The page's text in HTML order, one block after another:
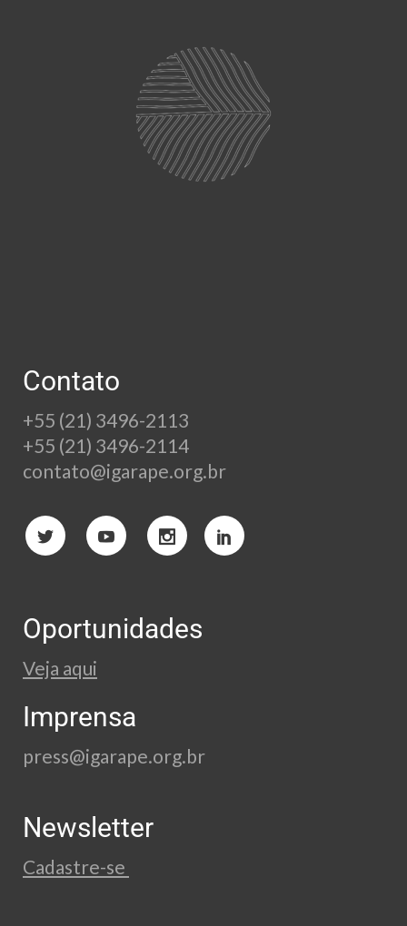
Contato
+55 (21) 3496-2113
+55 (21) 3496-2114
contato@igarape.org.br
Oportunidades
Veja aqui
Imprensa
press@igarape.org.br
Newsletter
Cadastre-se